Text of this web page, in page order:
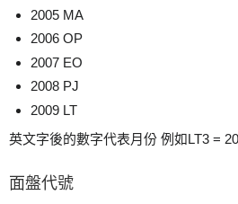
2005 MA
2006 OP
2007 EO
2008 PJ
2009 LT
英文字後的數字代表月份 例如LT3 =
面盤代號